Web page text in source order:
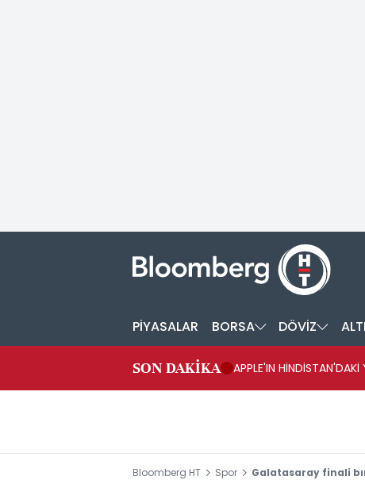
PİYASALAR BORSA DÖVİZ
SON DAKİKA APPLE'IN HİNDİSTAN'DAKİ
Bloomberg HT Spor Galatasaray finali